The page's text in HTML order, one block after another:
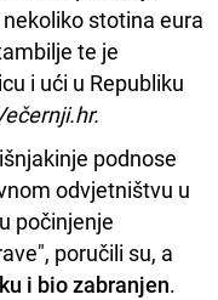
stotina eura
te je
i ući u Republiku
podnose
odvjetništvu u
počinjenje
poručili su, a
i bio zabranjen.